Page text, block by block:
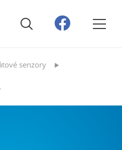
senzory